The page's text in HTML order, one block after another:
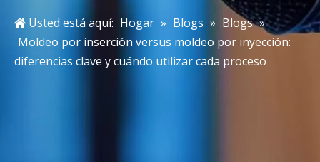
Usted está aquí: Hogar » Blogs » Blogs »
Moldeo por inserción versus moldeo por inyección:
diferencias clave y cuándo utilizar cada proceso